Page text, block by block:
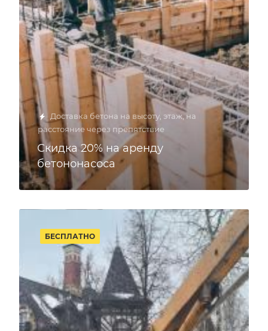
Доставка бетона на высоту, этаж, на
расстояние через препятствие
Скидка 20% на аренду
бетононасоса
БЕСПЛАТНО